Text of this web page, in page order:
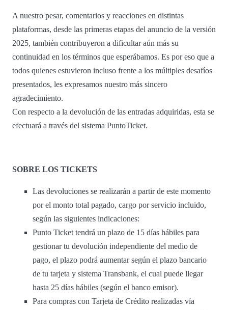
A nuestro pesar, comentarios y reacciones en distintas
plataformas, desde las primeras etapas del anuncio de la versión
2025, también contribuyeron a dificultar aún más su
continuidad en los términos que esperábamos. Es por eso que a
todos quienes estuvieron incluso frente a los múltiples desafíos
presentados, les expresamos nuestro más sincero
agradecimiento.
Con respecto a la devolución de las entradas adquiridas, esta se
efectuará a través del sistema PuntoTicket.
SOBRE LOS TICKETS
Las devoluciones se realizarán a partir de este momento
por el monto total pagado, cargo por servicio incluido,
según las siguientes indicaciones:
Punto Ticket tendrá un plazo de 15 días hábiles para
gestionar tu devolución independiente del medio de
pago, el plazo podrá aumentar según el plazo bancario
de tu tarjeta y sistema Transbank, el cual puede llegar
hasta 25 días hábiles (según el banco emisor).
Para compras con Tarjeta de Crédito realizadas vía